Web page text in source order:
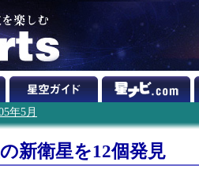
年5月
新衛星を12個発見